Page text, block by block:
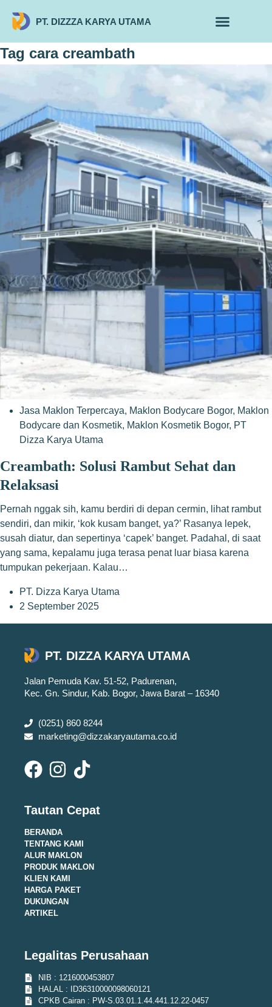
PT. DIZZZA KARYA UTAMA
Tag cara creambath
Jasa Maklon Terpercaya, Maklon Bodycare Bogor, Maklon
Bodycare dan Kosmetik, Maklon Kosmetik Bogor, PT
Dizza Karya Utama
Creambath: Solusi Rambut Sehat dan
Relaksasi
Pernah nggak sih, kamu berdiri di depan cermin, lihat rambut
sendiri, dan mikir, ‘kok kusam banget, ya?’ Rasanya lepek,
susah diatur, dan sepertinya ‘capek’ banget. Padahal, di saat
yang sama, kepalamu juga terasa penat luar biasa karena
tumpukan pekerjaan. Kalau…
PT. Dizza Karya Utama
2 September 2025
PT. DIZZA KARYA UTAMA
Jalan Pemuda Kav. 51-52, Padurenan,
Kec. Gn. Sindur, Kab. Bogor, Jawa Barat – 16340
(0251) 860 8244
marketing@dizzakaryautama.co.id
Tautan Cepat
BERANDA
TENTANG KAMI
ALUR MAKLON
PRODUK MAKLON
KLIEN KAMI
HARGA PAKET
DUKUNGAN
ARTIKEL
Legalitas Perusahaan
NIB : 1216000453807
HALAL : ID36310000098060121
CPKB Cairan : PW-S.03.01.1.44.441.12.22-0457